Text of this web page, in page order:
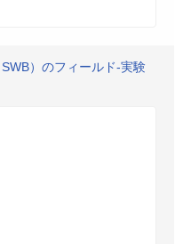
）のフィールド-実験